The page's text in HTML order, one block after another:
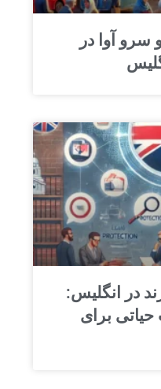
آوا در
در انگلیس:
حیاتی برای